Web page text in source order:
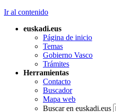
Ir al contenido
euskadi.eus
Página de inicio
Temas
Gobierno Vasco
Trámites
Herramientas
Contacto
Buscador
Mapa web
Buscar en euskadi.eus